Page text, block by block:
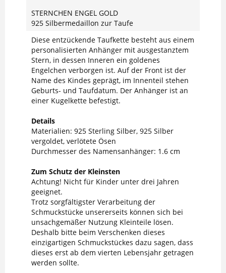
STERNCHEN ENGEL GOLD
925 Silbermedaillon zur Taufe
Diese entzückende Taufkette besteht aus einem
personalisierten Anhänger mit ausgestanztem
Stern, in dessen Inneren ein goldenes
Engelchen verborgen ist. Auf der Front ist der
Name des Kindes geprägt, im Innenteil stehen
Geburts- und Taufdatum. Der Anhänger ist an
einer Kugelkette befestigt.
Details
Materialien: 925 Sterling Silber, 925 Silber
vergoldet, verlötete Ösen
Durchmesser des Namensanhänger: 1.6 cm
Zum Schutz der Kleinsten
Achtung! Nicht für Kinder unter drei Jahren
geeignet.
Trotz sorgfältigster Verarbeitung der
Schmuckstücke unsererseits können sich bei
unsachgemäßer Nutzung Kleinteile lösen.
Deshalb bitte beim Verschenken dieses
einzigartigen Schmuckstückes dazu sagen, dass
dieses erst ab dem vierten Lebensjahr getragen
werden sollte.